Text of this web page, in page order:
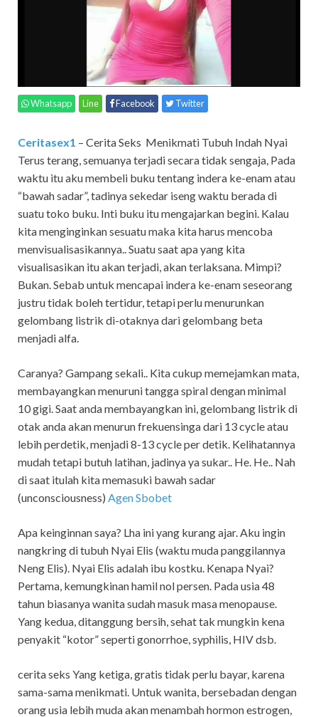
Whatsapp Line Facebook Twitter
Ceritasex1 – Cerita Seks Menikmati Tubuh Indah Nyai
Terus terang, semuanya terjadi secara tidak sengaja, Pada
waktu itu aku membeli buku tentang indera ke-enam atau
“bawah sadar”, tadinya sekedar iseng waktu berada di
suatu toko buku. Inti buku itu mengajarkan begini. Kalau
kita menginginkan sesuatu maka kita harus mencoba
menvisualisasikannya.. Suatu saat apa yang kita
visualisasikan itu akan terjadi, akan terlaksana. Mimpi?
Bukan. Sebab untuk mencapai indera ke-enam seseorang
justru tidak boleh tertidur, tetapi perlu menurunkan
gelombang listrik di-otaknya dari gelombang beta
menjadi alfa.
Caranya? Gampang sekali.. Kita cukup memejamkan mata,
membayangkan menuruni tangga spiral dengan minimal
10 gigi. Saat anda membayangkan ini, gelombang listrik di
otak anda akan menurun frekuensinga dari 13 cycle atau
lebih perdetik, menjadi 8-13 cycle per detik. Kelihatannya
mudah tetapi butuh latihan, jadinya ya sukar.. He. He.. Nah
di saat itulah kita memasuki bawah sadar
(unconsciousness) Agen Sbobet
Apa keinginnan saya? Lha ini yang kurang ajar. Aku ingin
nangkring di tubuh Nyai Elis (waktu muda panggilannya
Neng Elis). Nyai Elis adalah ibu kostku. Kenapa Nyai?
Pertama, kemungkinan hamil nol persen. Pada usia 48
tahun biasanya wanita sudah masuk masa menopause.
Yang kedua, ditanggung bersih, sehat tak mungkin kena
penyakit “kotor” seperti gonorrhoe, syphilis, HIV dsb.
cerita seks Yang ketiga, gratis tidak perlu bayar, karena
sama-sama menikmati. Untuk wanita, bersebadan dengan
orang usia lebih muda akan menambah hormon estrogen,